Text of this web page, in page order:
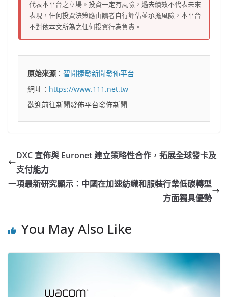
代表本平台之立場。投資一定有風險，過去績效不代表未來
表現，任何投資決策應由讀者自行評估並承擔風險，本平台
不對依本文所為之任何投資行為負責。
原始來源 ：智聞捷發新聞發佈平台
網址： https://www.111.net.tw
歡迎前往新聞發佈平台發佈新聞
DXC 宣佈與 Euronet 建立策略性合作，拓展全球發卡及
支付能力
一項最新研究顯示：中國在加速紡織和服裝行業低碳轉型
方面獨具優勢
You May Also Like